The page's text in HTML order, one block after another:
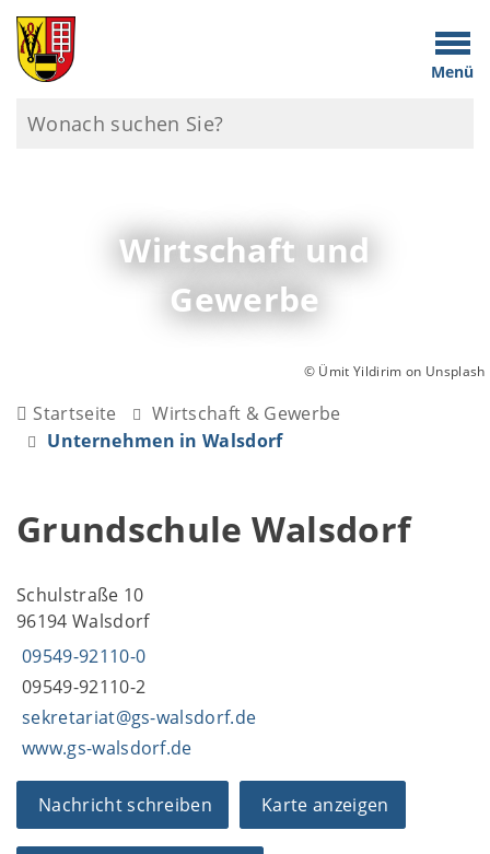
Menü
Wirtschaft und
Gewerbe
© Ümit Yildirim on Unsplash
Startseite
Wirtschaft & Gewerbe
Unternehmen in Walsdorf
Grundschule Walsdorf
Schulstraße 10
96194 Walsdorf
09549-92110-0
09549-92110-2
sekretariat@gs-walsdorf.de
www.gs-walsdorf.de
Nachricht schreiben Karte anzeigen